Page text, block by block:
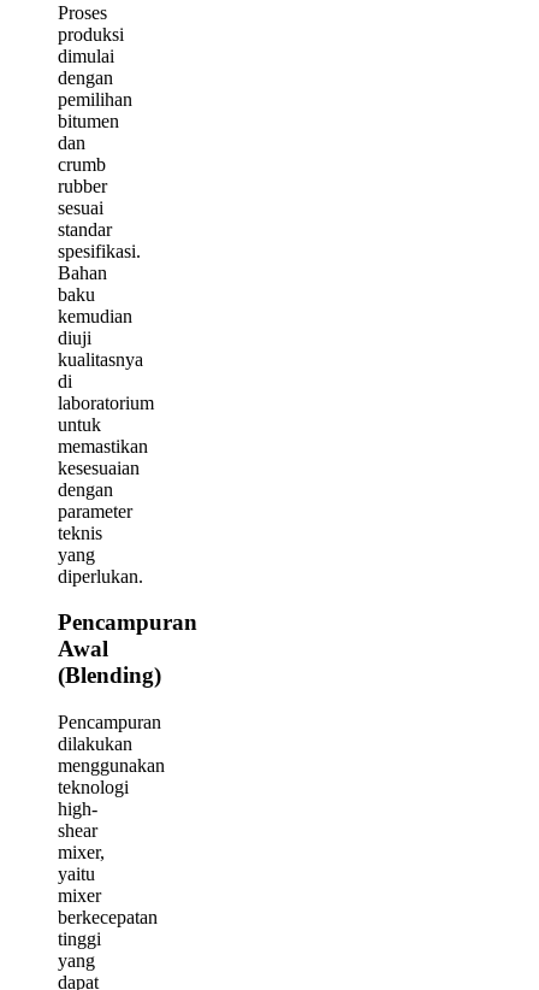
Proses
produksi
dimulai
dengan
pemilihan
bitumen
dan
crumb
rubber
sesuai
standar
spesifikasi.
Bahan
baku
kemudian
diuji
kualitasnya
di
laboratorium
untuk
memastikan
kesesuaian
dengan
parameter
teknis
yang
diperlukan.
Pencampuran
Awal
(Blending)
Pencampuran
dilakukan
menggunakan
teknologi
high-
shear
mixer,
yaitu
mixer
berkecepatan
tinggi
yang
dapat